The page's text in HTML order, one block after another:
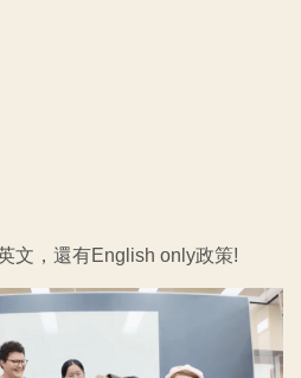
文，還有English only政策!